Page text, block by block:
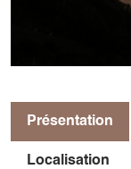
Présentation
Localisation